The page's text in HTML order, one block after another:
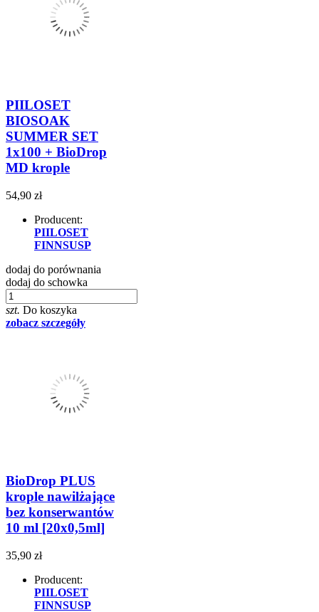
PIILOSET
BIOSOAK
SUMMER SET
1x100 + BioDrop
MD krople
54,90 zł
Producent:
PIILOSET
FINNSUSP
dodaj do porównania
dodaj do schowka
szt. Do koszyka
zobacz szczegóły
BioDrop PLUS
krople nawilżające
bez konserwantów
10 ml [20x0,5ml]
35,90 zł
Producent:
PIILOSET
FINNSUSP